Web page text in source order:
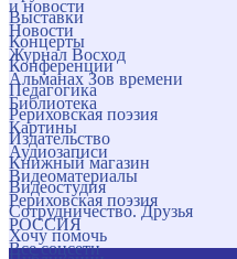
и новости
Новости
Журнал Восход
Альманах Зов времени
Библиотека
Картины
Аудиозаписи
Видеоматериалы
Рериховская поэзия
РОССИЯ
Все соцсети
Выставки
Концерты
Конференции
Педагогика
Рериховская поэзия
Издательство
Книжный магазин
Видеостудия
Сотрудничество. Друзья
Хочу помочь